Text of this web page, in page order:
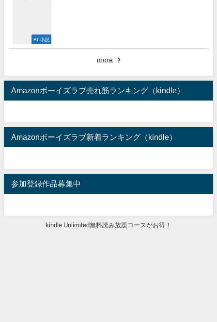
BL小説
more
Amazonボーイズラブ売れ筋ランキング（kindle）
Amazonボーイズラブ新着ランキング（kindle）
参加登録作品募集中
kindle Unlimited無料読み放題コースがお得！